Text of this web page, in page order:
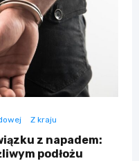
Z kraju
z napadem:
podłożu